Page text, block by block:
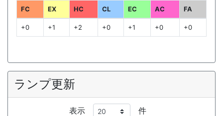
FC EX HC CL EC AC FA
+0 +1 +2 +0 +1 +0 +0
ランプ更新
表示 件